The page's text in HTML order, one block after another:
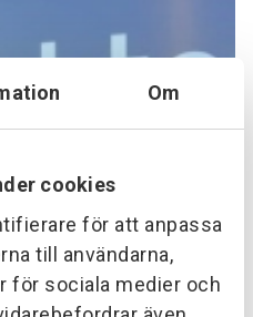
Om
cookies
för att anpassa
till användarna,
för sociala medier och